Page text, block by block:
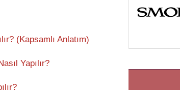
(Kapsamlı Anlatım)
Yapılır?